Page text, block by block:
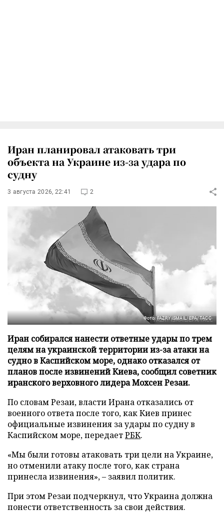
Иран планировал атаковать три
объекта на Украине из-за удара по
судну
3 августа 2026, 22:41 2
Фото: FAZRY ISMAIL/EPA/ТАСС
Иран собирался нанести ответные удары по трем
целям на украинской территории из-за атаки на
судно в Каспийском море, однако отказался от
планов после извинений Киева, сообщил советник
иранского верховного лидера Мохсен Резаи.
По словам Резаи, власти Ирана отказались от
военного ответа после того, как Киев принес
официальные извинения за удары по судну в
Каспийском море, передаетРБК.
«Мы были готовы атаковать три цели на Украине,
но отменили атаку после того, как страна
принесла извинения», – заявил политик.
При этом Резаи подчеркнул, что Украина должна
понести ответственность за свои действия.